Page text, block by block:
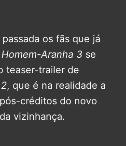
os fãs que já
Homem-Aranha 3 se
teaser-trailer de
, que é na realidade a
créditos do novo
vizinhança.